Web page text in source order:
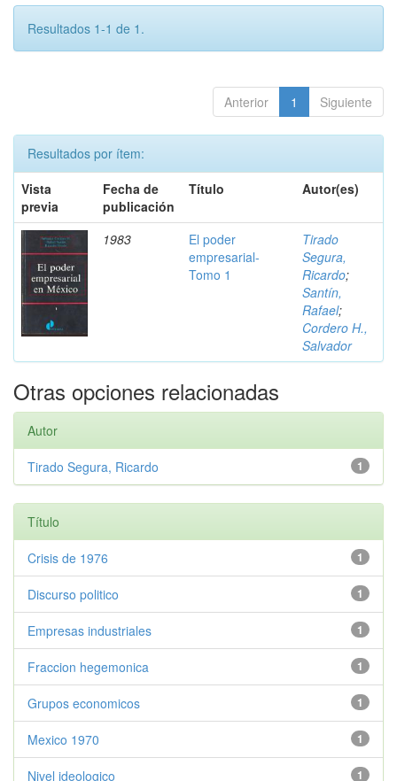
Resultados 1-1 de 1.
Anterior 1 Siguiente
Resultados por ítem:
Vista
previa
Fecha de
publicación
Título Autor(es)
1983
El poder
empresarial-
Tomo 1
Tirado
Segura,
Ricardo;
Santín,
Rafael;
Cordero H.,
Salvador
Otras opciones relacionadas
Autor
1
Tirado Segura, Ricardo
Título
1
Crisis de 1976
1
Discurso politico
1
Empresas industriales
1
Fraccion hegemonica
1
Grupos economicos
1
Mexico 1970
1
Nivel ideologico